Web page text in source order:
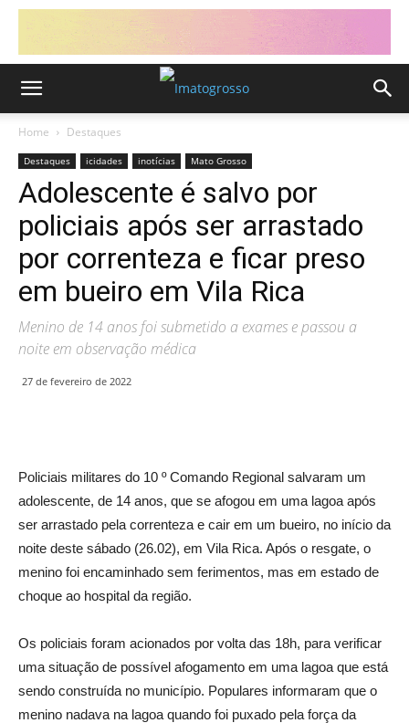
Home Destaques
Destaques icidades inotícias Mato Grosso
Adolescente é salvo por
policiais após ser arrastado
por correnteza e ficar preso
em bueiro em Vila Rica
Menino de 14 anos foi submetido a exames e passou a
noite em observação médica
27 de fevereiro de 2022
Policiais militares do 10 º Comando Regional salvaram um
adolescente, de 14 anos, que se afogou em uma lagoa após
ser arrastado pela correnteza e cair em um bueiro, no início da
noite deste sábado (26.02), em Vila Rica. Após o resgate, o
menino foi encaminhado sem ferimentos, mas em estado de
choque ao hospital da região.
Os policiais foram acionados por volta das 18h, para verificar
uma situação de possível afogamento em uma lagoa que está
sendo construída no município. Populares informaram que o
menino nadava na lagoa quando foi puxado pela força da